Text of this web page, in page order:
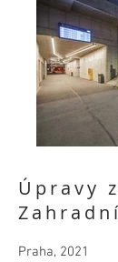
Úpravy
Praha, 2021